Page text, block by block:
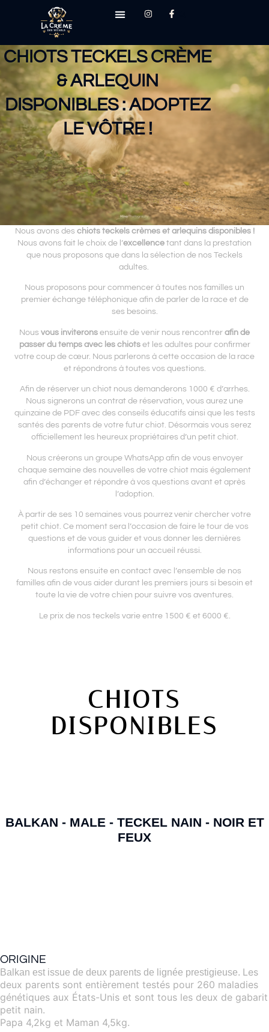
CHIOTS TECKELS CRÈME
& ARLEQUIN
DISPONIBLES : ADOPTEZ
LE VÔTRE !
Nous avons des chiots teckels crèmes et arlequins disponibles !
Nous avons fait le choix de l’excellence tant dans la prestation
que nous proposons que dans la sélection de nos Teckels
adultes.
Nous proposons pour commencer à toutes nos familles un
premier échange téléphonique afin de parler de la race et de
ses besoins.
Nous vous inviterons ensuite de venir nous rencontrer afin de
passer du temps avec les chiotset les adultes pour confirmer
votre coup de cœur. Nous parlerons à cette occasion de la race
et répondrons à toutes vos questions.
Afin de réserver un chiot nous demanderons 1000 € d’arrhes.
Nous signerons un contrat de réservation, vous aurez une
quinzaine de PDF avec des conseils éducatifs ainsi que les tests
santés des parents de votre futur chiot. Désormais vous serez
officiellement les heureux propriétaires d’un petit chiot.
Nous créerons un groupe WhatsApp afin de vous envoyer
chaque semaine des nouvelles de votre chiot mais également
afin d’échanger et répondre à vos questions avant et après
l’adoption.
À partir de ses 10 semaines vous pourrez venir chercher votre
petit chiot. Ce moment sera l’occasion de faire le tour de vos
questions et de vous guider et vous donner les dernières
informations pour un accueil réussi.
Nous restons ensuite en contact avec l’ensemble de nos
familles afin de vous aider durant les premiers jours si besoin et
toute la vie de votre chien pour suivre vos aventures.
Le prix de nos teckels varie entre 1500 € et 6000 €.
CHIOTS
DISPONIBLES
BALKAN - MALE - TECKEL NAIN - NOIR ET
FEUX
ORIGINE
Balkan est issue de deux parents de lignée prestigieuse. Les
deux parents sont entièrement testés pour 260 maladies
génétiques aux États-Unis et sont tous les deux de gabarit
petit nain.
Papa 4,2kg et Maman 4,5kg.